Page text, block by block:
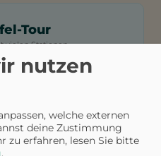
Tour
vielen Stationen
nutzen
welche externen
deine Zustimmung
zu erfahren, lesen Sie bitte
.